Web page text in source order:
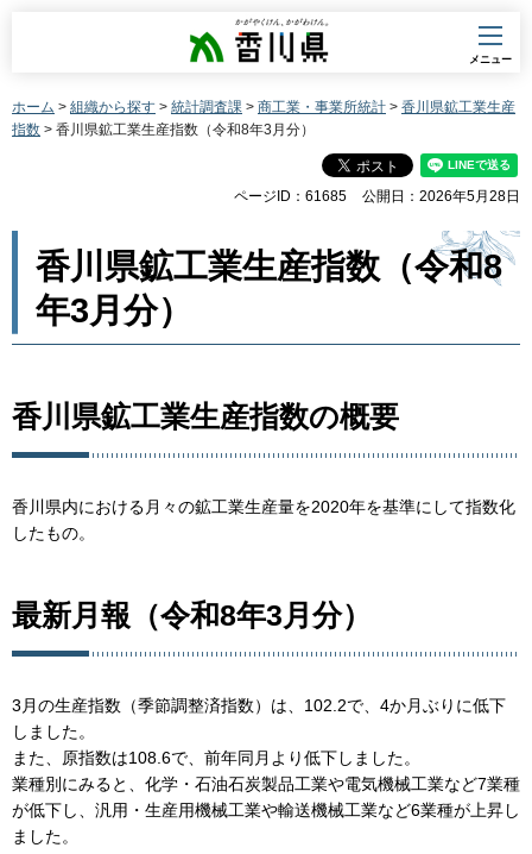
香川県
メニュー
ホーム > 組織から探す > 統計調査課 > 商工業・事業所統計 > 香川県鉱工業生産
指数 > 香川県鉱工業生産指数（令和8年3月分）
ページID：61685 公開日：2026年5月28日
香川県鉱工業生産指数（令和8
年3月分）
香川県鉱工業生産指数の概要
香川県内における月々の鉱工業生産量を2020年を基準にして指数化
したもの。
最新月報（令和8年3月分）
3月の生産指数（季節調整済指数）は、102.2で、4か月ぶりに低下
しました。
また、原指数は108.6で、前年同月より低下しました。
業種別にみると、化学・石油石炭製品工業や電気機械工業など7業種
が低下し、汎用・生産用機械工業や輸送機械工業など6業種が上昇し
ました。